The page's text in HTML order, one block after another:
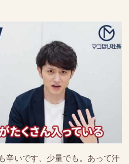
辛いです、少量でも。あって汗